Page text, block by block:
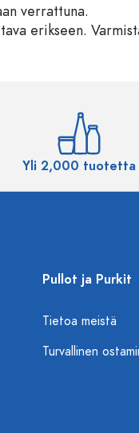
verrattuna.
erikseen.
Yli 2,000 tuotetta
Pullot ja Purkit
Tietoa meistä
Turvallinen